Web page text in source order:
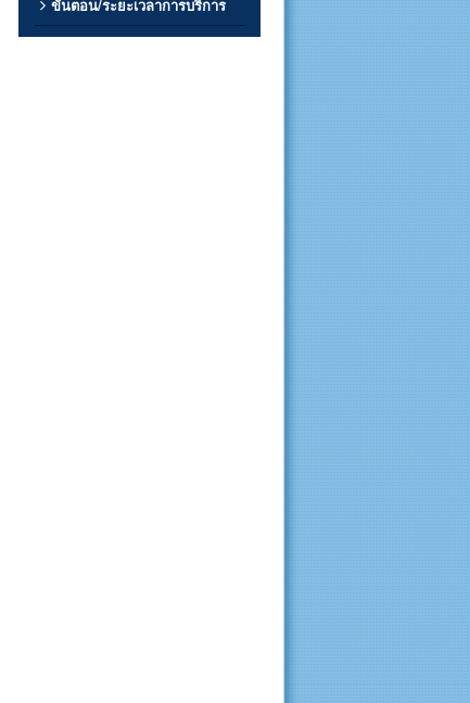
ขั้นตอน/ระยะเวลาการบริการ